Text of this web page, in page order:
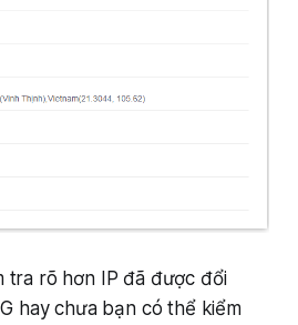
tra rõ hơn IP đã được đổi
hay chưa bạn có thể kiểm